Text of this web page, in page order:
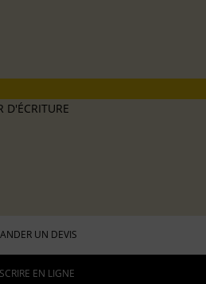
D'ÉCRITURE
UN DEVIS
EN LIGNE